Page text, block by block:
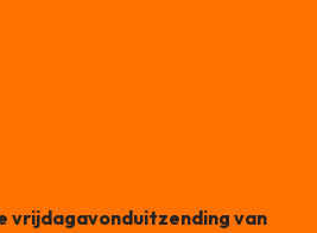
vrijdagavonduitzending van